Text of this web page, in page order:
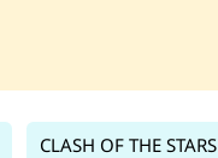
CLASH OF THE STARS